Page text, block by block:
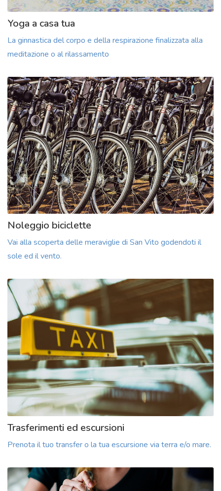
Yoga a casa tua
La ginnastica del corpo e della respirazione finalizzata alla
meditazione o al rilassamento
Noleggio biciclette
Vai alla scoperta delle meraviglie di San Vito godendoti il
sole ed il vento.
Trasferimenti ed escursioni
Prenota il tuo transfer o la tua escursione via terra e/o mare.